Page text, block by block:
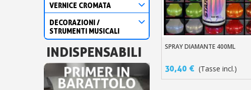
VERNICE CROMATA
DECORAZIONI /
STRUMENTI MUSICALI
INDISPENSABILI Aggiungi Al Carrello
SPRAY DIAMANTE 400ML
30,40 € (Tasse incl.)